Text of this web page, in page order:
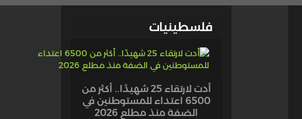
فلسطينيات
أدت لارتقاء 25 شهيدًا.. أكثر من
6500 اعتداء للمستوطنين في
الضفة منذ مطلع 2026